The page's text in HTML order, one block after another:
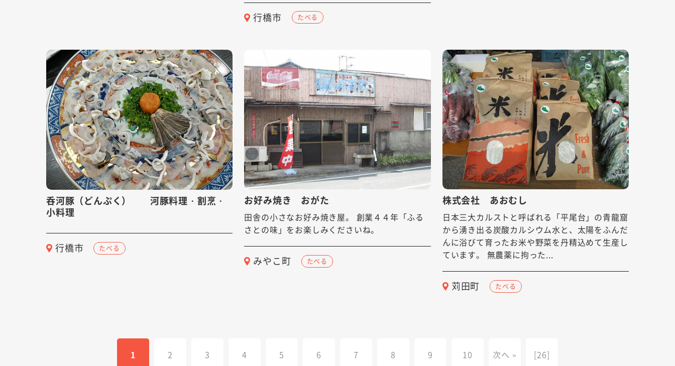
行橋市 たべる
呑河豚（どんぷく） 河豚料理・割烹・
小料理
行橋市 たべる
お好み焼き おがた
田舎の小さなお好み焼き屋。 創業４４年「ふる
さとの味」をお楽しみくださいね。
みやこ町 たべる
株式会社 あおむし
日本三大カルストと呼ばれる「平尾台」の青龍窟
から湧き出る炭酸カルシウム水と、太陽をふんだ
んに浴びて育ったお米や野菜を丹精込めて生産し
ています。 無農薬に拘った...
苅田町 たべる
1 2 3 4 5 6 7 8 9 10 次へ » [26]